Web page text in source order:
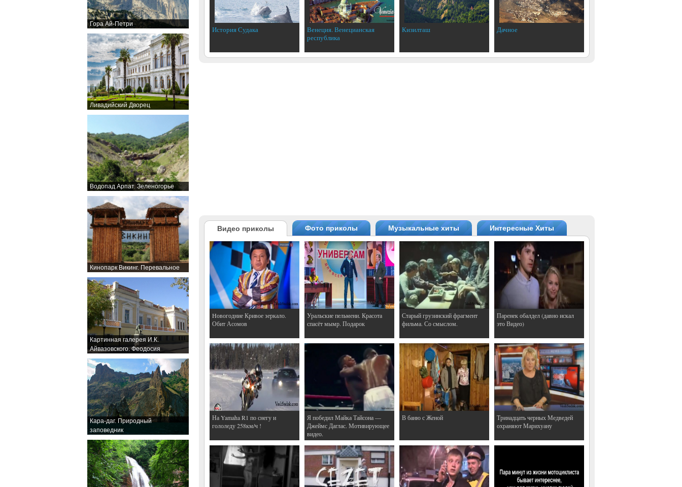
Гора Ай-Петри
Ливадийский Дворец
Водопад Арпат. Зеленогорье
Кинопарк Викинг. Перевальное
Картинная галерея И.К.
Айвазовского. Феодосия
Кара-даг. Природный
заповедник
История Судака
Венеция. Венецианская
республика
Кизилташ Дачное
Видео приколы Фото приколы Музыкальные хиты Интересные Хиты
Hовогодние Кривое зеркало.
Обит Асомов
Уральские пельмени. Красота
спасёт мымр. Подарок
Старый грузинский фрагмент
фильма. Со смыслом.
Паренек обалдел (давно искал
это Видео)
На Yamaha R1 по снегу и
гололеду 258км/ч !
Я победил Майка Тайсона —
Джеймс Даглас. Мотивирующее
видео.
В баню с Женой
Тринадцать черных Медведей
охраняют Марихуану